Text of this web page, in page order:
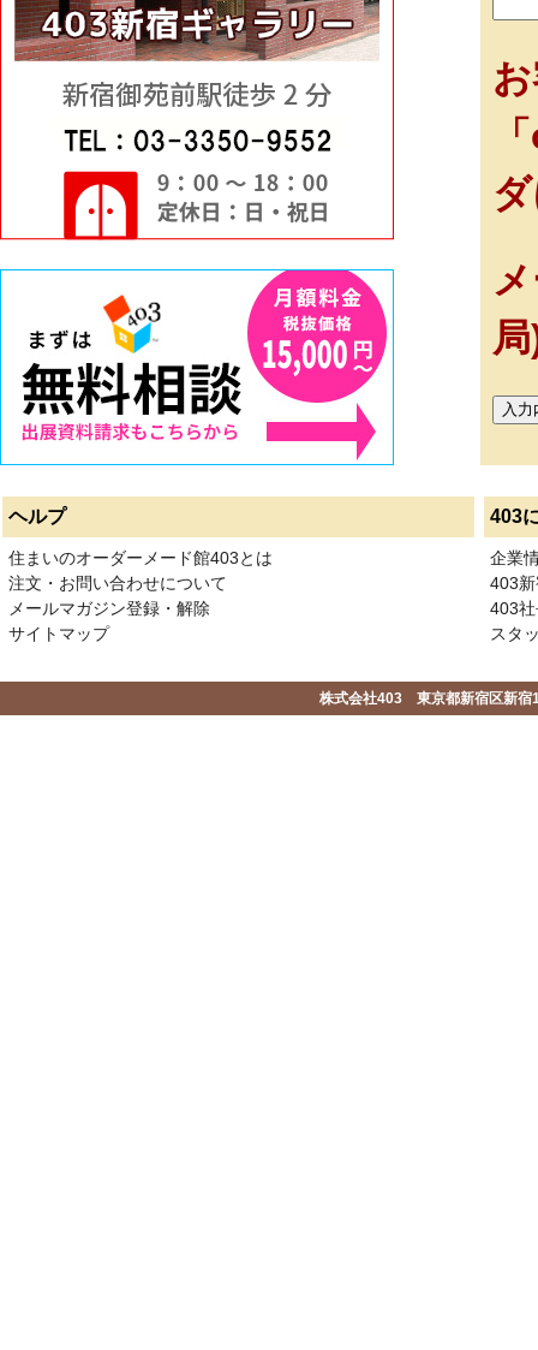
ヘルプ 403
住まいのオーダーメード館403とは
注文・お問い合わせについて
メールマガジン登録・解除
サイトマップ
企業
403
403
スタ
株式会社403 東京都新宿区新